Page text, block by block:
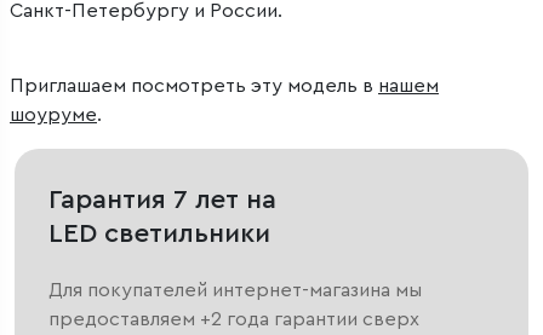
Санкт-Петербургу и России.
Приглашаем посмотреть эту модель в нашем
шоуруме.
Гарантия 7 лет на
LED светильники
Для покупателей интернет-магазина мы
предоставляем +2 года гарантии сверх